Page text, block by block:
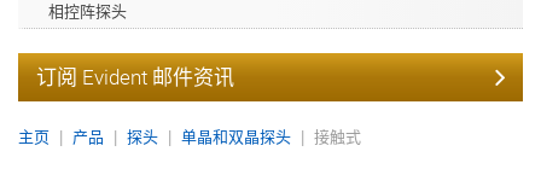
相控阵探头
订阅 Evident 邮件资讯
主页 产品 探头 单晶和双晶探头 接触式